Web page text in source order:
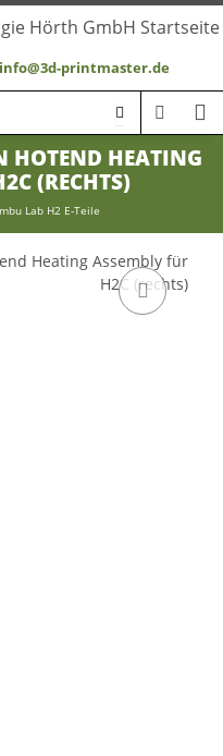
info@3d-printmaster.de
HOTEND HEATING
(RECHTS)
Lab H2 E-Teile